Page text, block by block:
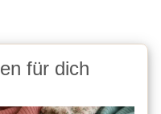
für dich